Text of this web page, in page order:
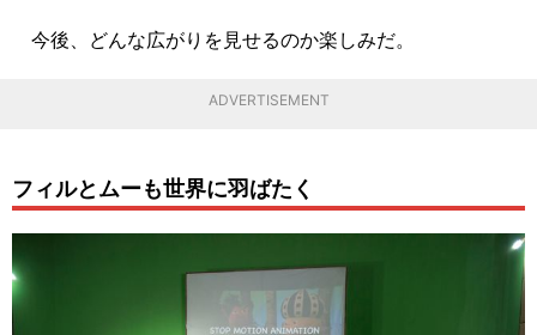
今後、どんな広がりを見せるのか楽しみだ。
ADVERTISEMENT
フィルとムーも世界に羽ばたく